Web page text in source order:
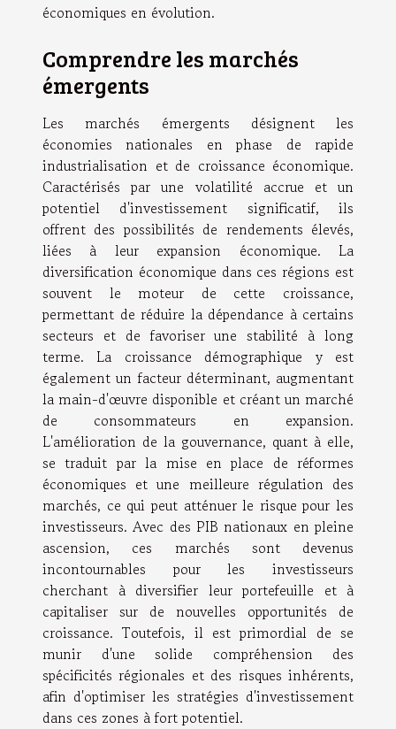
économiques en évolution.
Comprendre les marchés
émergents
Les marchés émergents désignent les
économies nationales en phase de rapide
industrialisation et de croissance économique.
Caractérisés par une volatilité accrue et un
potentiel d'investissement significatif, ils
offrent des possibilités de rendements élevés,
liées à leur expansion économique. La
diversification économique dans ces régions est
souvent le moteur de cette croissance,
permettant de réduire la dépendance à certains
secteurs et de favoriser une stabilité à long
terme. La croissance démographique y est
également un facteur déterminant, augmentant
la main-d'œuvre disponible et créant un marché
de consommateurs en expansion.
L'amélioration de la gouvernance, quant à elle,
se traduit par la mise en place de réformes
économiques et une meilleure régulation des
marchés, ce qui peut atténuer le risque pour les
investisseurs. Avec des PIB nationaux en pleine
ascension, ces marchés sont devenus
incontournables pour les investisseurs
cherchant à diversifier leur portefeuille et à
capitaliser sur de nouvelles opportunités de
croissance. Toutefois, il est primordial de se
munir d'une solide compréhension des
spécificités régionales et des risques inhérents,
afin d'optimiser les stratégies d'investissement
dans ces zones à fort potentiel.